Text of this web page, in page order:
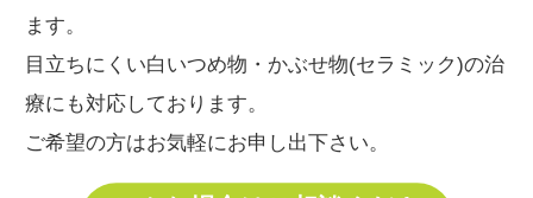
ます。
目立ちにくい白いつめ物・かぶせ物(セラミック)の治
療にも対応しております。
ご希望の方はお気軽にお申し出下さい。